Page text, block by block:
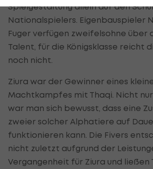
Spielgestaltung allein auf den
Nationalspielers. Eigenbauspieler
Fuger verfügen zweifelsohne über
Talent, für die Königsklasse reicht
noch nicht.
Ziura war der Gewinner eines
Machtkampfes mit Thaqi. Nicht
war man sich bewusst, dass eine
zweier solcher Alphatiere auf
funktionieren kann. Die Fivers
nicht zuletzt aufgrund der
Vergangenheit für Ziura und ließen